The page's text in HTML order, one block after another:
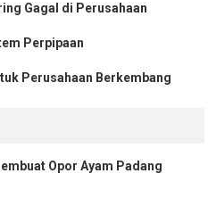
Gagal di Perusahaan
Perpipaan
Perusahaan Berkembang
Opor Ayam Padang